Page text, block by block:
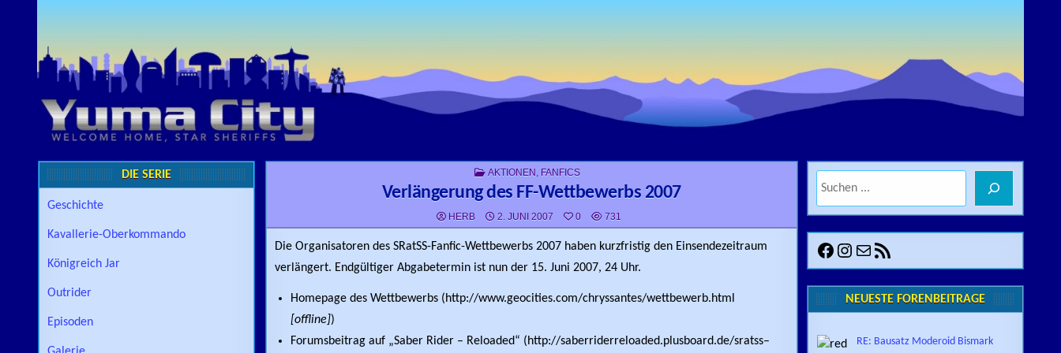
POSTED IN
AKTIONEN , FANFICS
Verlängerung des FF-Wettbewerbs 2007
HERB 2. JUNI 2007 0 731
Die Organisatoren des SRatSS-Fanfic-Wettbewerbs 2007 haben kurzfristig den Einsendezeitraum
verlängert. Endgültiger Abgabetermin ist nun der 15. Juni 2007, 24 Uhr.
Homepage des Wettbewerbs (http://www.geocities.com/chryssantes/wettbewerb.html
[offline])
Forumsbeitrag auf „Saber Rider – Reloaded“ (http://saberriderreloaded.plusboard.de/sratss–
DIE SERIE
Geschichte
Kavallerie-Oberkommando
Königreich Jar
Outrider
Episoden
Facebook
Instagram
E-MailRSS-Feed
NEUESTE FORENBEITRÄGE
RE: Bausatz Moderoid Bismark